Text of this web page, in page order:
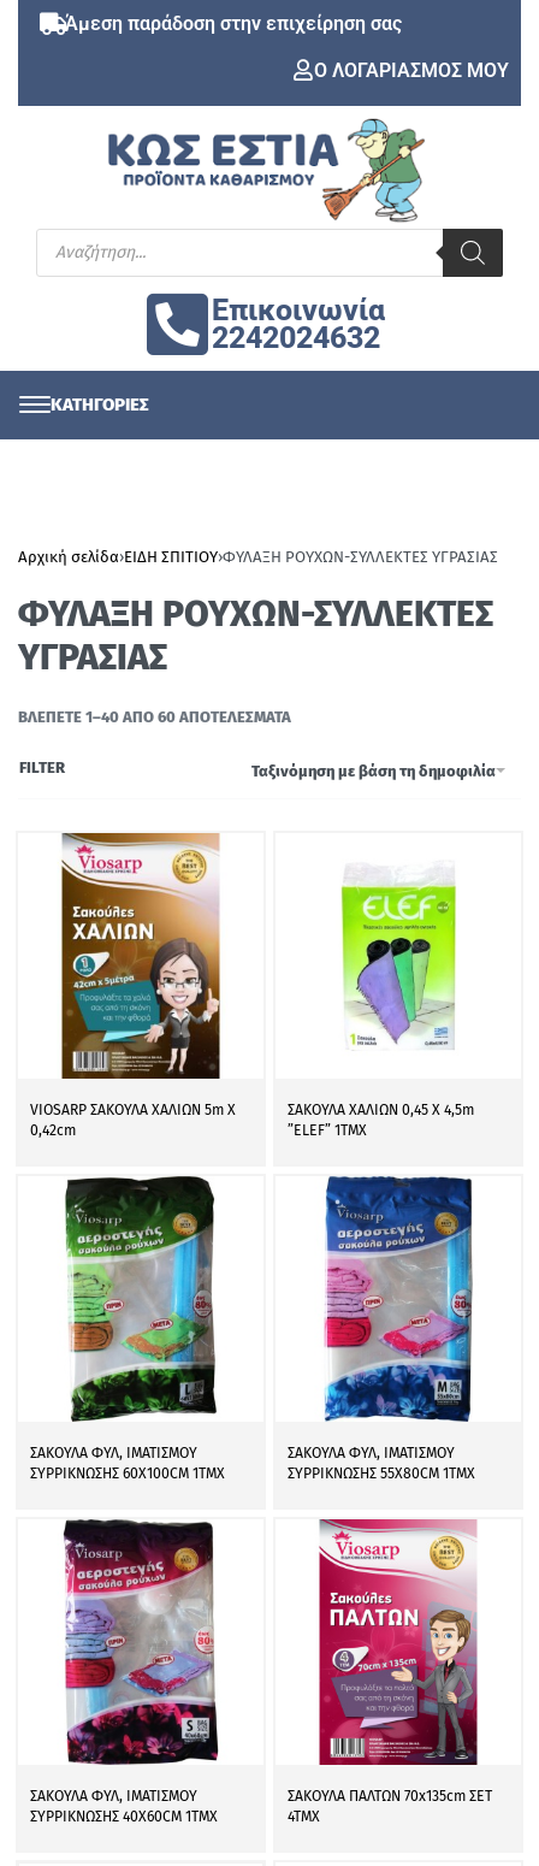
Άμεση παράδοση στην επιχείρηση σας
Ο ΛΟΓΑΡΙΑΣΜΟΣ ΜΟΥ
Επικοινωνία
2242024632
Αρχική σελίδα›ΕΙΔΗ ΣΠΙΤΙΟΥ›ΦΥΛΑΞΗ ΡΟΥΧΩΝ-ΣΥΛΛΕΚΤΕΣ ΥΓΡΑΣΙΑΣ
ΦΥΛΑΞΗ ΡΟΥΧΩΝ-ΣΥΛΛΕΚΤΕΣ
ΥΓΡΑΣΙΑΣ
ΒΛΈΠΕΤΕ 1–40 ΑΠΌ 60 ΑΠΟΤΕΛΈΣΜΑΤΑ
Ταξινόμηση με βάση τη δημοφιλία
FILTER
VIOSARP ΣΑΚΟΥΛΑ ΧΑΛΙΩΝ 5m Χ
0,42cm
ΣΑΚΟΥΛΑ ΧΑΛΙΩΝ 0,45 X 4,5m
”ELEF” 1ΤΜΧ
ΣΑΚΟΥΛΑ ΦΥΛ, ΙΜΑΤΙΣΜΟΥ
ΣΥΡΡΙΚΝΩΣΗΣ 60Χ100CM 1ΤΜΧ
ΣΑΚΟΥΛΑ ΦΥΛ, ΙΜΑΤΙΣΜΟΥ
ΣΥΡΡΙΚΝΩΣΗΣ 55Χ80CM 1ΤΜΧ
ΣΑΚΟΥΛΑ ΦΥΛ, ΙΜΑΤΙΣΜΟΥ
ΣΥΡΡΙΚΝΩΣΗΣ 40Χ60CM 1ΤΜΧ
ΣΑΚΟΥΛΑ ΠΑΛΤΩΝ 70x135cm ΣΕΤ
4ΤΜΧ